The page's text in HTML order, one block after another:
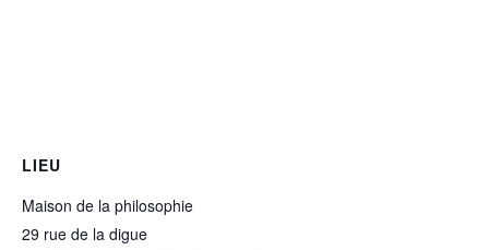
LIEU
Maison de la philosophie
29 rue de la digue